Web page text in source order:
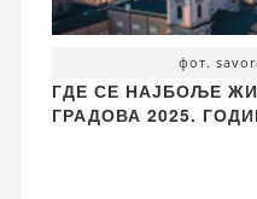
фот.
ГДЕ СЕ НАЈБОЉЕ
ГРАДОВА 2025.